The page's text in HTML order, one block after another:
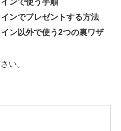
ンでプレゼントする方法
ン以外で使う2つの裏ワザ
い。